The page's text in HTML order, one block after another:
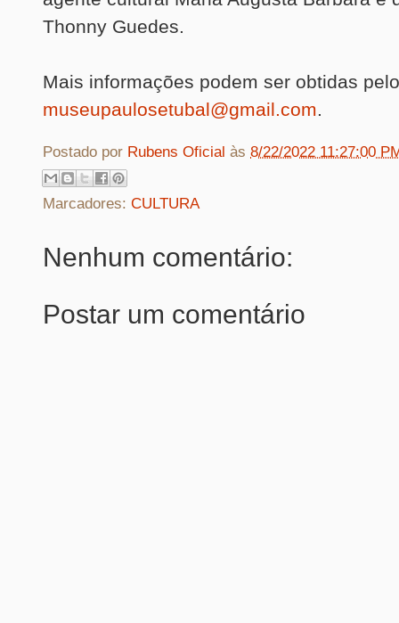
Thonny Guedes.
Mais informações podem ser obtidas
museupaulosetubal@gmail.com.
Postado por Rubens Oficial às 8/22/2022 11:27:00
Marcadores: CULTURA
Nenhum comentário:
Postar um comentário